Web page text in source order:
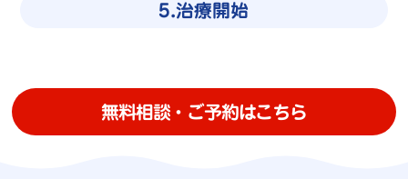
5.治療開始
無料相談・ご予約はこちら